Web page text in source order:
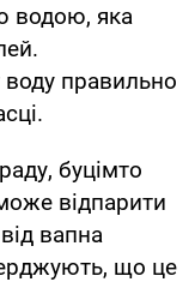
водою, яка
воду правильно
буцімто
відпарити
вапна
що це